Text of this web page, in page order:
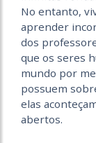
No entanto,
aprender
dos
que os seres
mundo por
possuem
elas
abertos.